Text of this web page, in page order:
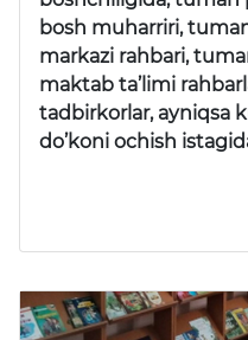
bosh muharriri,
markazi rahbari,
maktab ta’limi
tadbirkorlar, ayniqsa
do’koni ochish